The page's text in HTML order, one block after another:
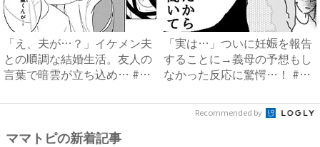
「え、夫が…？」イケメン夫
との順調な結婚生活。友人の
言葉で暗雲が立ち込め… #
「実は…」ついに妊娠を報告
することに→義母の予想もし
なかった反応に驚愕…！ #
Recommended by
ママトピの新着記事